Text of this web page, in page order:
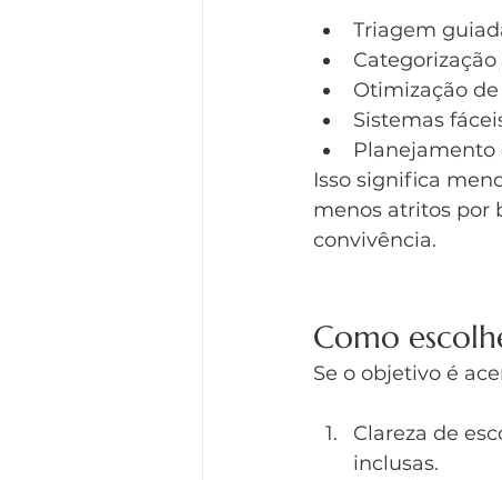
Triagem
Otimização
Sistemas
Planejamento
Isso significa
menos atritos por
convivência.
Como
Se o objetivo é
Clareza de
inclusas.